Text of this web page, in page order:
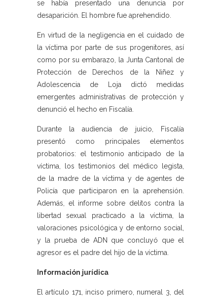
se había presentado una denuncia por
desaparición. El hombre fue aprehendido.
En virtud de la negligencia en el cuidado de
la víctima por parte de sus progenitores, así
como por su embarazo, la Junta Cantonal de
Protección de Derechos de la Niñez y
Adolescencia de Loja dictó medidas
emergentes administrativas de protección y
denunció el hecho en Fiscalía.
Durante la audiencia de juicio, Fiscalía
presentó como principales elementos
probatorios: el testimonio anticipado de la
víctima, los testimonios del médico legista,
de la madre de la víctima y de agentes de
Policía que participaron en la aprehensión.
Además, el informe sobre delitos contra la
libertad sexual practicado a la víctima, la
valoraciones psicológica y de entorno social,
y la prueba de ADN que concluyó que el
agresor es el padre del hijo de la víctima.
Información jurídica
El artículo 171, inciso primero, numeral 3, del